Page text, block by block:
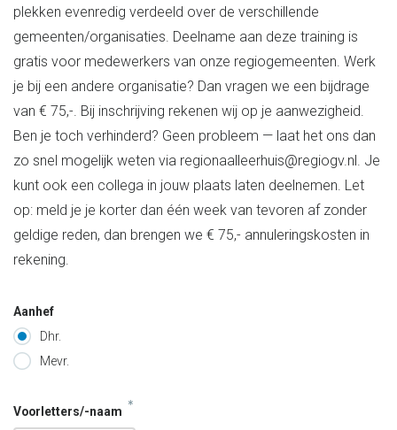
plekken evenredig verdeeld over de verschillende
gemeenten/organisaties. Deelname aan deze training is
gratis voor medewerkers van onze regiogemeenten. Werk
je bij een andere organisatie? Dan vragen we een bijdrage
van € 75,-. Bij inschrijving rekenen wij op je aanwezigheid.
Ben je toch verhinderd? Geen probleem — laat het ons dan
zo snel mogelijk weten via regionaalleerhuis@regiogv.nl. Je
kunt ook een collega in jouw plaats laten deelnemen. Let
op: meld je je korter dan één week van tevoren af zonder
geldige reden, dan brengen we € 75,- annuleringskosten in
rekening.
Aanhef
Dhr.
Mevr.
Voorletters/-naam
*